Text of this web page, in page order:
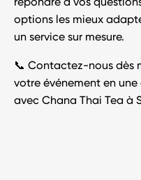
répondre à vos
options les mieux
un service sur mesure.
📞 Contactez-nous dès
votre événement en une
avec Chana Thai Tea à